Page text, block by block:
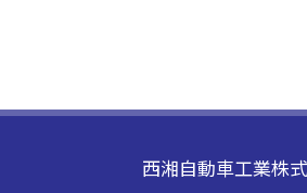
西湘自動車工業株